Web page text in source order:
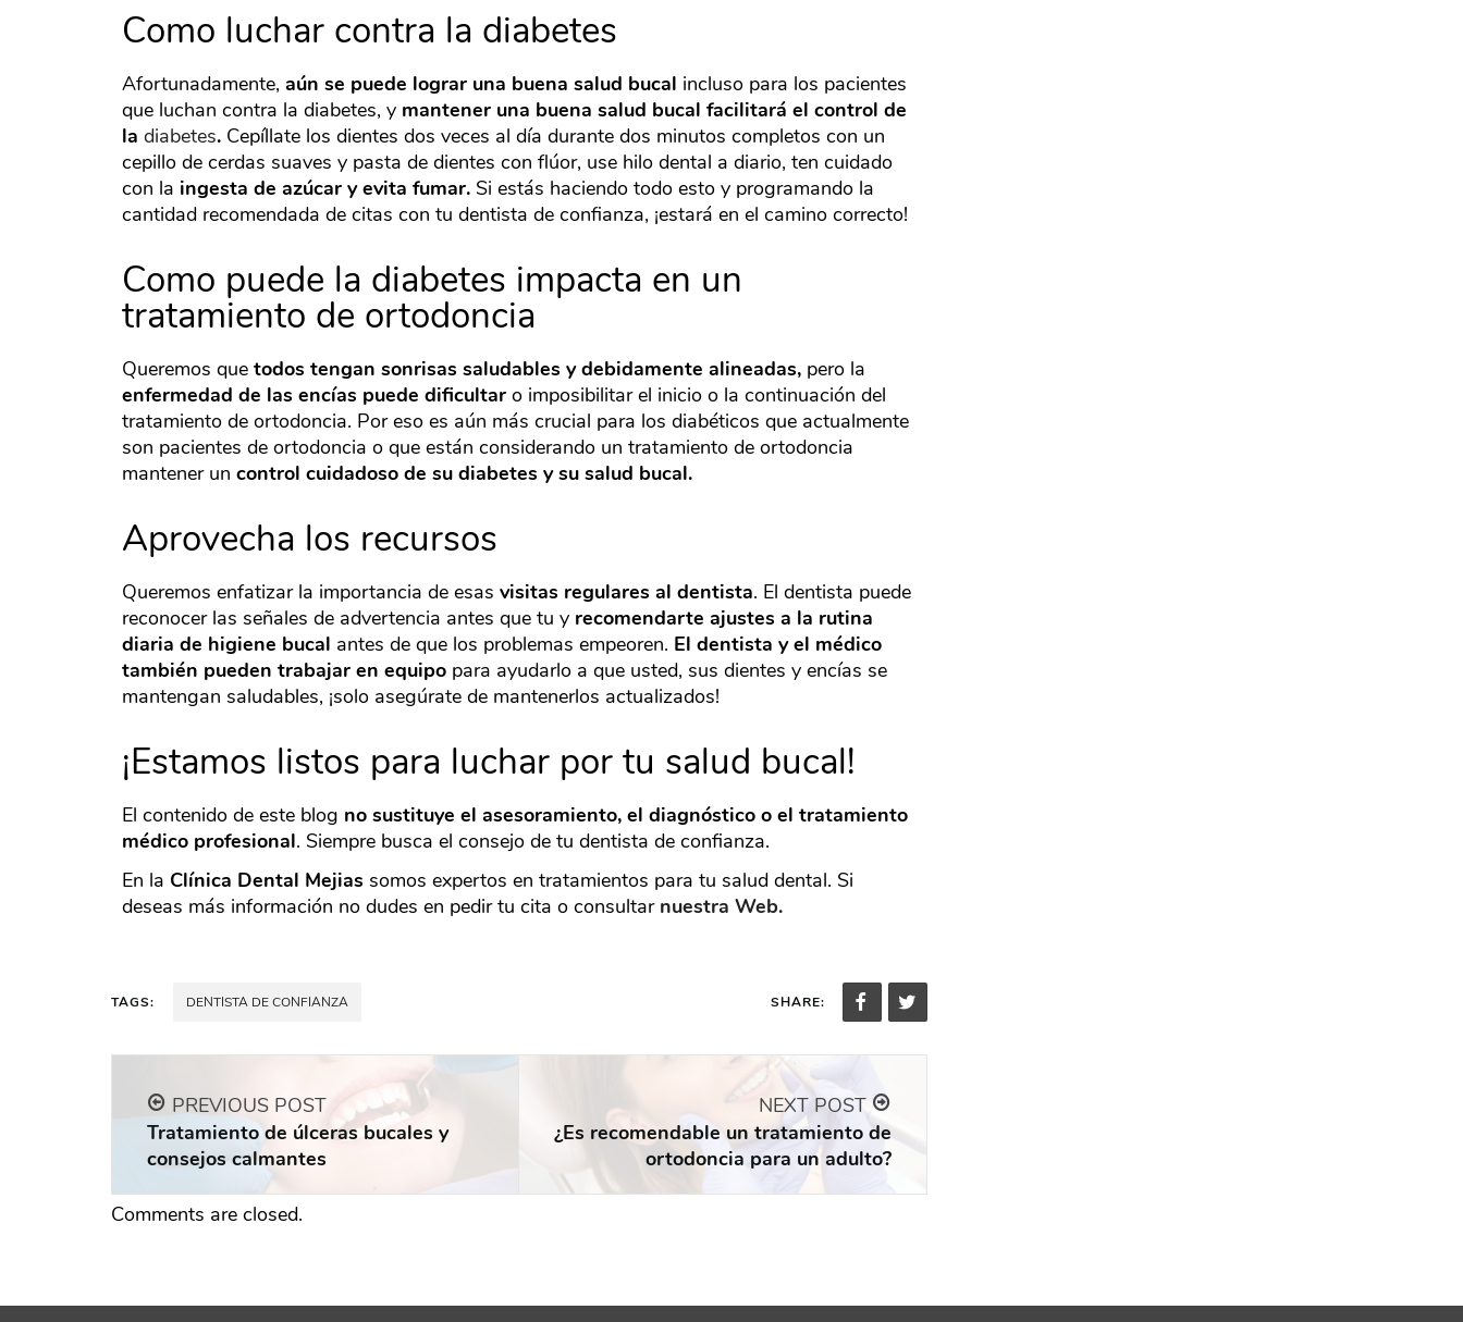
Como luchar contra la diabetes
Afortunadamente, aún se puede lograr una buena salud bucal incluso para los pacientes
que luchan contra la diabetes, y mantener una buena salud bucal facilitará el control de
la diabetes. Cepíllate los dientes dos veces al día durante dos minutos completos con un
cepillo de cerdas suaves y pasta de dientes con flúor, use hilo dental a diario, ten cuidado
con la ingesta de azúcar y evita fumar. Si estás haciendo todo esto y programando la
cantidad recomendada de citas con tu dentista de confianza, ¡estará en el camino correcto!
Como puede la diabetes impacta en un
tratamiento de ortodoncia
Queremos que todos tengan sonrisas saludables y debidamente alineadas, pero la
enfermedad de las encías puede dificultar o imposibilitar el inicio o la continuación del
tratamiento de ortodoncia. Por eso es aún más crucial para los diabéticos que actualmente
son pacientes de ortodoncia o que están considerando un tratamiento de ortodoncia
mantener un control cuidadoso de su diabetes y su salud bucal.
Aprovecha los recursos
Queremos enfatizar la importancia de esas visitas regulares al dentista. El dentista puede
reconocer las señales de advertencia antes que tu y recomendarte ajustes a la rutina
diaria de higiene bucal antes de que los problemas empeoren. El dentista y el médico
también pueden trabajar en equipo para ayudarlo a que usted, sus dientes y encías se
mantengan saludables, ¡solo asegúrate de mantenerlos actualizados!
¡Estamos listos para luchar por tu salud bucal!
El contenido de este blog no sustituye el asesoramiento, el diagnóstico o el tratamiento
médico profesional. Siempre busca el consejo de tu dentista de confianza.
En la Clínica Dental Mejias somos expertos en tratamientos para tu salud dental. Si
deseas más información no dudes en pedir tu cita o consultar nuestra Web.
TAGS: DENTISTA DE CONFIANZA SHARE:
PREVIOUS POST
Tratamiento de úlceras bucales y
consejos calmantes
NEXT POST
¿Es recomendable un tratamiento de
ortodoncia para un adulto?
Comments are closed.